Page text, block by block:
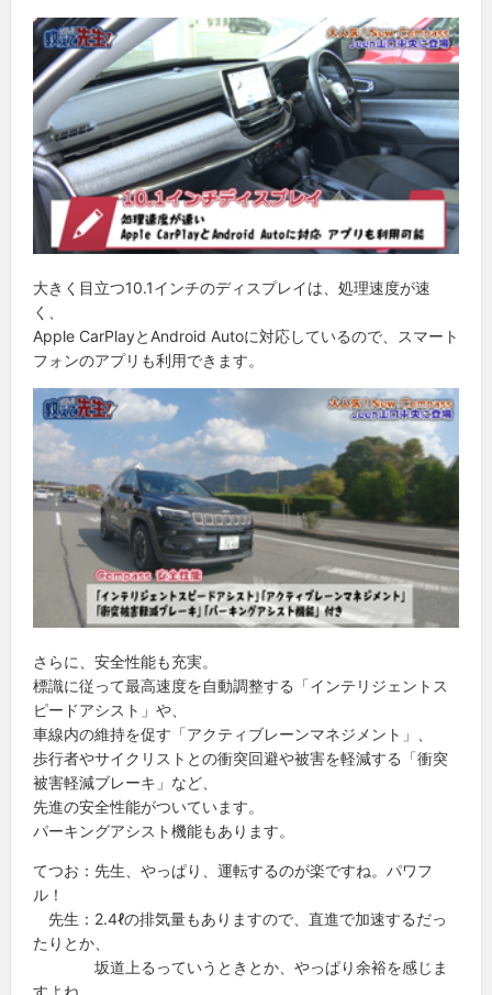
大きく目立つ10.1インチのディスプレイは、処理速度が速
く、
Apple CarPlayとAndroid Autoに対応しているので、スマート
フォンのアプリも利用できます。
さらに、安全性能も充実。
標識に従って最高速度を自動調整する「インテリジェントス
ピードアシスト」や、
車線内の維持を促す「アクティブレーンマネジメント」、
歩行者やサイクリストとの衝突回避や被害を軽減する「衝突
被害軽減ブレーキ」など、
先進の安全性能がついています。
パーキングアシスト機能もあります。
てつお：先生、やっぱり、運転するのが楽ですね。パワフ
ル！
先生：2.4ℓの排気量もありますので、直進で加速するだっ
たりとか、
坂道上るっていうときとか、やっぱり余裕を感じま